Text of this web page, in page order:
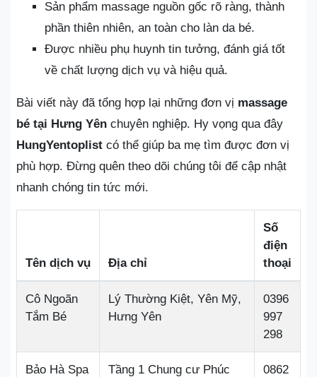
Sản phẩm massage nguồn gốc rõ ràng, thành
phần thiên nhiên, an toàn cho làn da bé.
Được nhiều phụ huynh tin tưởng, đánh giá tốt
về chất lượng dịch vụ và hiệu quả.
Bài viết này đã tổng hợp lại những đơn vị massage
bé tại Hưng Yên chuyên nghiệp. Hy vọng qua đây
HungYentoplist có thể giúp ba mẹ tìm được đơn vị
phù hợp. Đừng quên theo dõi chúng tôi để cập nhật
nhanh chóng tin tức mới.
Tên dịch vụ Địa chỉ
Số
điện
thoại
Cô Ngoãn
Tắm Bé
Lý Thường Kiệt, Yên Mỹ,
Hưng Yên
0396
997
298
Bảo Hà Spa
Tầng 1 Chung cư Phúc
0862